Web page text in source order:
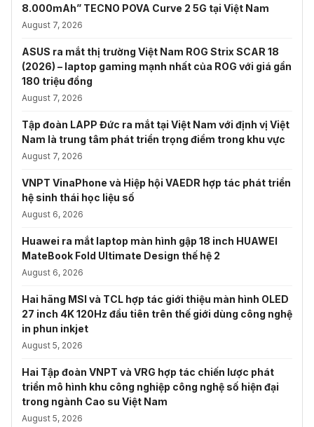
8.000mAh” TECNO POVA Curve 2 5G tại Việt Nam
August 7, 2026
ASUS ra mắt thị trường Việt Nam ROG Strix SCAR 18
(2026) – laptop gaming mạnh nhất của ROG với giá gần
180 triệu đồng
August 7, 2026
Tập đoàn LAPP Đức ra mắt tại Việt Nam với định vị Việt
Nam là trung tâm phát triển trọng điểm trong khu vực
August 7, 2026
VNPT VinaPhone và Hiệp hội VAEDR hợp tác phát triển
hệ sinh thái học liệu số
August 6, 2026
Huawei ra mắt laptop màn hình gập 18 inch HUAWEI
MateBook Fold Ultimate Design thế hệ 2
August 6, 2026
Hai hãng MSI và TCL hợp tác giới thiệu màn hình OLED
27 inch 4K 120Hz đầu tiên trên thế giới dùng công nghệ
in phun inkjet
August 5, 2026
Hai Tập đoàn VNPT và VRG hợp tác chiến lược phát
triển mô hình khu công nghiệp công nghệ số hiện đại
trong ngành Cao su Việt Nam
August 5, 2026